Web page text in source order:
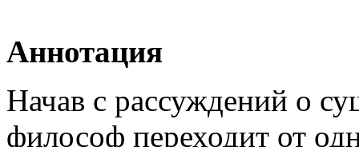
Аннотация
Начав с рассуждений о
философ переходит от